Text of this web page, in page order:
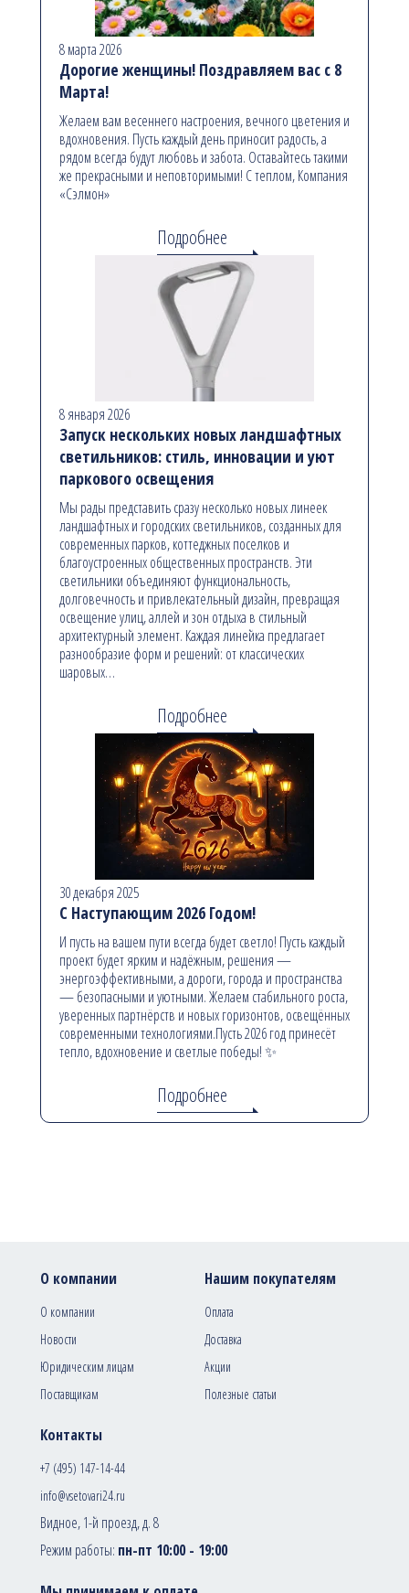
8 марта 2026
Дорогие женщины! Поздравляем вас с 8
Марта!
Желаем вам весеннего настроения, вечного цветения и
вдохновения. Пусть каждый день приносит радость, а
рядом всегда будут любовь и забота. Оставайтесь такими
же прекрасными и неповторимыми! С теплом, Компания
«Сэлмон»
Подробнее
8 января 2026
Запуск нескольких новых ландшафтных
светильников: стиль, инновации и уют
паркового освещения
Мы рады представить сразу несколько новых линеек
ландшафтных и городских светильников, созданных для
современных парков, коттеджных поселков и
благоустроенных общественных пространств. Эти
светильники объединяют функциональность,
долговечность и привлекательный дизайн, превращая
освещение улиц, аллей и зон отдыха в стильный
архитектурный элемент. Каждая линейка предлагает
разнообразие форм и решений: от классических
шаровых…
Подробнее
30 декабря 2025
С Наступающим 2026 Годом!
И пусть на вашем пути всегда будет светло! Пусть каждый
проект будет ярким и надёжным, решения —
энергоэффективными, а дороги, города и пространства
— безопасными и уютными. Желаем стабильного роста,
уверенных партнёрств и новых горизонтов, освещённых
современными технологиями.Пусть 2026 год принесёт
тепло, вдохновение и светлые победы! ✨
Подробнее
Контакты
+7 (495) 147-14-44
info@vsetovari24.ru
Видное, 1-й проезд, д. 8
Режим работы: пн-пт 10:00 - 19:00
О компании
О компании
Новости
Юридическим лицам
Поставщикам
Нашим покупателям
Оплата
Доставка
Акции
Полезные статьи